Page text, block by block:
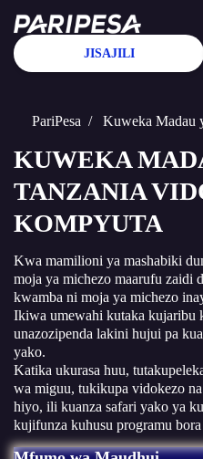
JISAJILI
PariPesa / Kuweka Madau
KUWEKA
TANZANIA
KOMPYUTA
Kwa mamilioni ya mashabiki
moja ya michezo maarufu zaidi
kwamba ni moja ya michezo
Ikiwa umewahi kutaka kujaribu
unazozipenda lakini hujui pa
yako.
Katika ukurasa huu,
wa miguu, tukikupa vidokezo
hiyo, ili kuanza safari yako ya
kujifunza kuhusu programu